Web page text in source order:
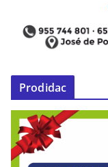
Prodidac